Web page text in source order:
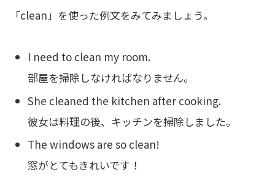
「clean」を使った例文をみてみましょう。
I need to clean my room.
部屋を掃除しなければなりません。
She cleaned the kitchen after cooking.
彼女は料理の後、キッチンを掃除しました。
The windows are so clean!
窓がとてもきれいです！